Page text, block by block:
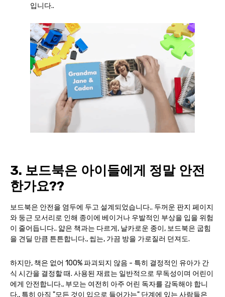
입니다..
3. 보드북은 아이들에게 정말 안전
한가요??
보드북은 안전을 염두에 두고 설계되었습니다.. 두꺼운 판지 페이지
와 둥근 모서리로 인해 종이에 베이거나 우발적인 부상을 입을 위험
이 줄어듭니다.. 얇은 책과는 다르게, 날카로운 종이, 보드북은 굽힘
을 견딜 만큼 튼튼합니다., 씹는, 가끔 방을 가로질러 던져도.
하지만, 책은 없어 100% 파괴되지 않음 - 특히 결정적인 유아가 간
식 시간을 결정할 때. 사용된 재료는 일반적으로 무독성이며 어린이
에게 안전합니다., 부모는 여전히 아주 어린 독자를 감독해야 합니
다., 특히 아직 "모든 것이 입으로 들어가는" 단계에 있는 사람들은